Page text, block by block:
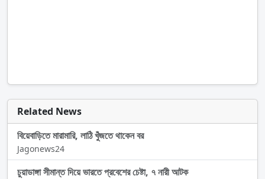
Related News
বিয়েবাড়িতে মারামারি, লাঠি খুঁজতে থাকেন বর
Jagonews24
চুয়াডাঙ্গা সীমান্ত দিয়ে ভারতে প্রবেশের চেষ্টা, ৭ নারী আটক